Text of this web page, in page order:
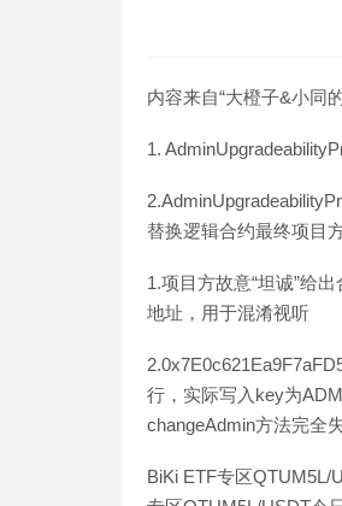
内容来自“大橙子&小同
1.
替换逻辑合约最终项目
1.项目方故意“坦诚”给
地址，用于混淆视听
行，实际写入key为
changeAdmin方法完全
BiKi ETF专区QTUM5L/